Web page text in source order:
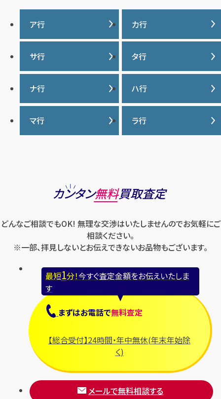
ア行
IWC
ヴァシュロンコンスタンタ
ン
ウブロ
エルメス
オーデマ ピゲ
カ行
カナダグース
カルティエ
グッチ
クロムハーツ
ケイト・スペード
サ行
サマンサタバサ
ジーショック
ジャガー・ルクルト
スウォッチ
ゼニス
セリーヌ
タ行
タグ・ホイヤー
ディオール
ティファニー
ナ行
ナイキ
ハ行
バーバリー
バカラ
ハリー・ウィンストン
フェラガモ
フェンディ
ブライトリング
プラダ
フランク ミュラー
ブレゲ
マ行 ラ行
ロエベ
ロンジン
カンタン無料買取査定
どんなご相談でもOK! 無理な交渉はいたしませんのでお気軽にご
相談ください。
※一部、拝見しないとお伝えできないお品物もございます。
最短1分！今すぐ査定金額をお伝えいたしま
す
まずはお電話で無料査定
【総合受付】24時間・年中無休(年末年始除
く)
メールで無料相談する